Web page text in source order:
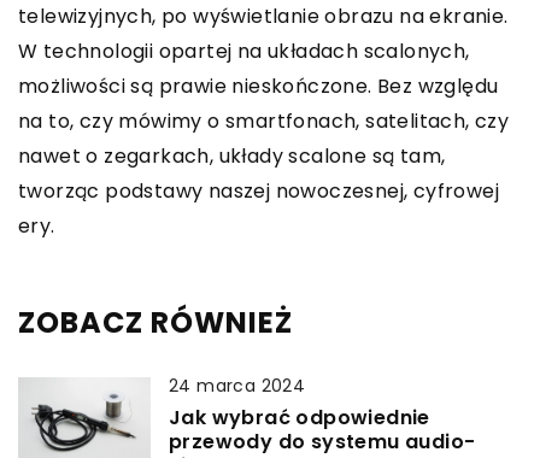
telewizyjnych, po wyświetlanie obrazu na ekranie.
W technologii opartej na układach scalonych,
możliwości są prawie nieskończone. Bez względu
na to, czy mówimy o smartfonach, satelitach, czy
nawet o zegarkach, układy scalone są tam,
tworząc podstawy naszej nowoczesnej, cyfrowej
ery.
ZOBACZ RÓWNIEŻ
24 marca 2024
Jak wybrać odpowiednie
przewody do systemu audio-